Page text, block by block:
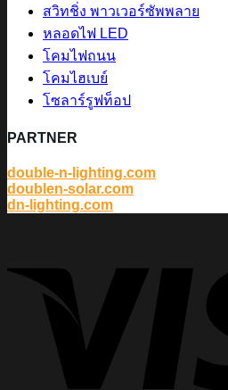
สวิทชิ่ง พาวเวอร์ซัพพลาย
หลอดไฟ LED
โคมไฟถนน
โคมไฮเบย์
โซลาร์รูฟท็อป
PARTNER
double-n-lighting.com
doublen-solar.com
dn-lighting.com